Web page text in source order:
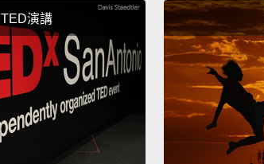
TED演講